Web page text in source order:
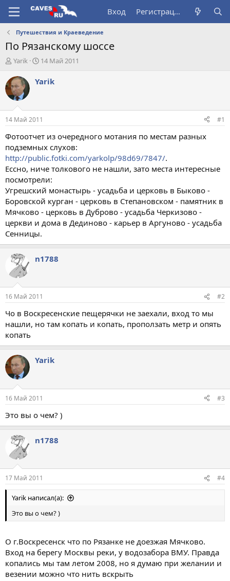
Вход Регистрация
Путешествия и Краеведение
По Рязанскому шоссе
А
т
о
р
т
е
м
ы
Yarik
Д
т
ч
а
л
14 Май 2011
Yarik
14 Май 2011 #1
Фотоотчет из очередного мотания по местам разных
подземных слухов:
http://public.fotki.com/yarkolp/98d69/7847/.
Ессно, ниче толкового не нашли, зато места интересные
посмотрели:
Угрешский монастырь - усадьба и церковь в Быково -
Боровской курган - церковь в Степановском - памятник в
Мячково - церковь в Дуброво - усадьба Черкизово -
церкви и дома в Дединово - карьер в Аргуново - усадьба
Сенницы.
n1788
16 Май 2011 #2
Чо в Воскресенские пещерячки не заехали, вход то мы
нашли, но там копать и копать, проползать метр и опять
копать
Yarik
16 Май 2011 #3
Это вы о чем? )
n1788
17 Май 2011 #4
Yarik написал(а):
Это вы о чем? )
О г.Воскресенск что по Рязанке не доезжая Мячково.
Вход на берегу Москвы реки, у водозабора ВМУ. Правда
копались мы там летом 2008, но я думаю при желании и
везении можно что нить вскрыть